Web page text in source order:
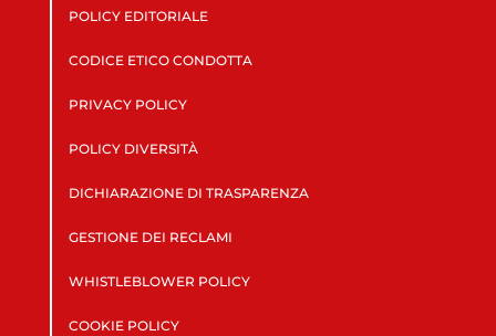
POLICY EDITORIALE
CODICE ETICO CONDOTTA
PRIVACY POLICY
POLICY DIVERSITÀ
DICHIARAZIONE DI TRASPARENZA
GESTIONE DEI RECLAMI
WHISTLEBLOWER POLICY
COOKIE POLICY